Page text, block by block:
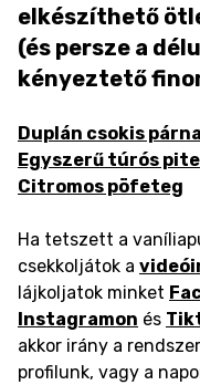
elkészíthető
(és persze a
kényeztető
Duplán csokis párna
Egyszerű túrós pite
Citromos pöfeteg
Ha tetszett a
csekkoljátok a
lájkoljatok minket
Instagramon és
akkor irány a
profilunk, vagy a